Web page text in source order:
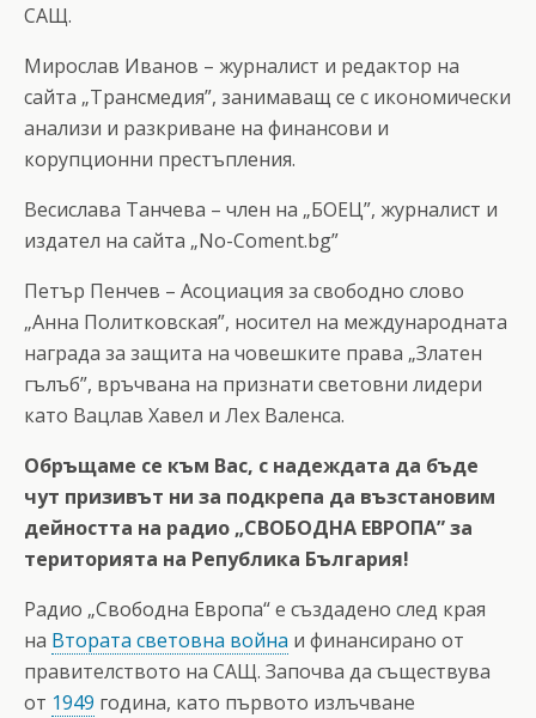
САЩ.
Мирослав Иванов – журналист и редактор на
сайта „Трансмедия”, занимаващ се с икономически
анализи и разкриване на финансови и
корупционни престъпления.
Весислава Танчева – член на „БОЕЦ”, журналист и
издател на сайта „No-Coment.bg”
Петър Пенчев – Асоциация за свободно слово
„Анна Политковская”, носител на международната
награда за защита на човешките права „Златен
гълъб”, връчвана на признати световни лидери
като Вацлав Хавел и Лех Валенса.
Обръщаме се към Вас, с надеждата да бъде
чут призивът ни за подкрепа да възстановим
дейността на радио „СВОБОДНА ЕВРОПА” за
територията на Република България!
Радио „Свободна Европа“ е създадено след края
на Втората световна война и финансирано от
правителството на САЩ. Започва да съществува
от 1949 година, като първото излъчване